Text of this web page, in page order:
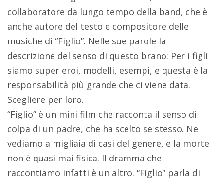
collaboratore da lungo tempo della band, che è
anche autore del testo e compositore delle
musiche di “Figlio”. Nelle sue parole la
descrizione del senso di questo brano: Per i figli
siamo super eroi, modelli, esempi, e questa è la
responsabilità più grande che ci viene data.
Scegliere per loro.
“Figlio” è un mini film che racconta il senso di
colpa di un padre, che ha scelto se stesso. Ne
vediamo a migliaia di casi del genere, e la morte
non è quasi mai fisica. Il dramma che
raccontiamo infatti è un altro. “Figlio” parla di